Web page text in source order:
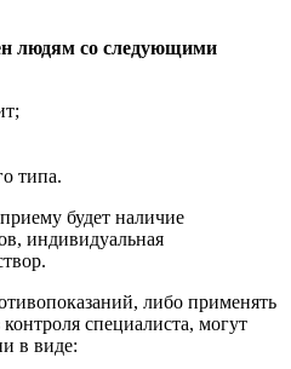
людям со следующими
типа.
будет наличие
индивидуальная
либо применять
контроля специалиста, могут
в виде: